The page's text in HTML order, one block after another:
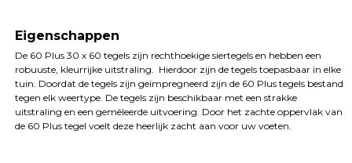
Eigenschappen
De 60 Plus 30 x 60 tegels zijn rechthoekige siertegels en hebben een
robuuste, kleurrijke uitstraling. Hierdoor zijn de tegels toepasbaar in elke
tuin. Doordat de tegels zijn geïmpregneerd zijn de 60 Plus tegels bestand
tegen elk weertype. De tegels zijn beschikbaar met een strakke
uitstraling en een gemêleerde uitvoering. Door het zachte oppervlak van
de 60 Plus tegel voelt deze heerlijk zacht aan voor uw voeten.